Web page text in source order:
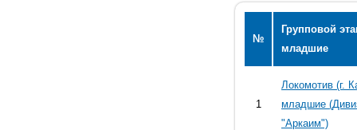
№
Групповой
младшие
1
Локомотив (г.
младшие
"Аркаим")